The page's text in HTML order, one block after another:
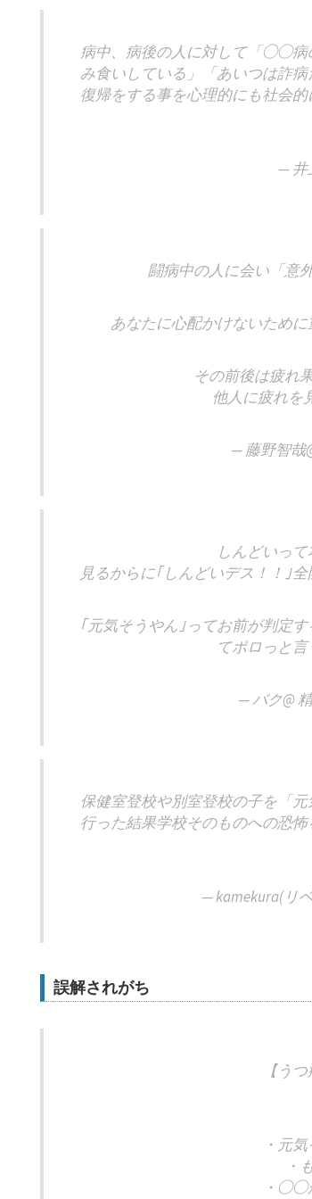
病中、病後の人に対して「◯◯
み食いしている」「あいつは詐
復帰をする事を心理的にも社会
— 井
闘病中の人に会い「意
あなたに心配かけないため
その前後は疲れ
他人に疲れを
— 藤野智哉
しんどいっ
見るからに｢しんどいデス！！｣
｢元気そうやん｣ってお前が判定
てポロっと
— バク@
保健室登校や別室登校の子を「
行った結果学校そのものへの恐
— kamekura(リ
誤解されがち
【う
・元
・
・◯◯